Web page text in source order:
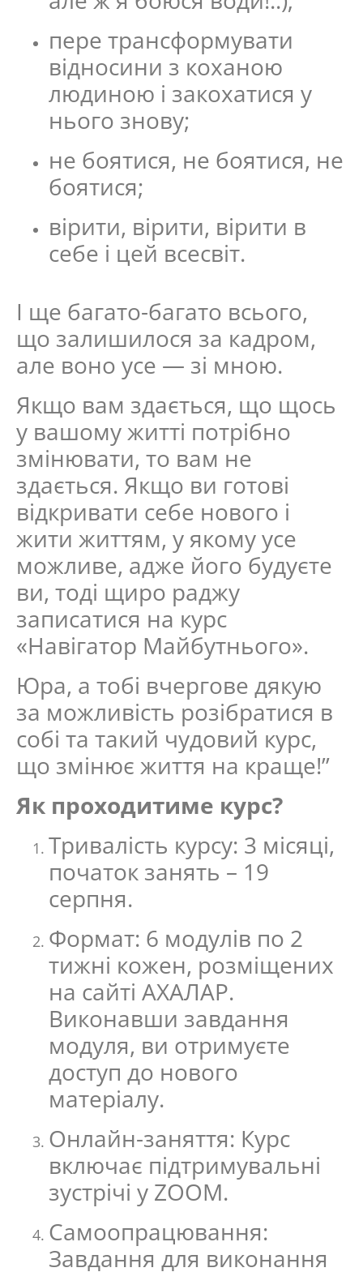
пере трансформувати
відносини з коханою
людиною і закохатися у
нього знову;
не боятися, не боятися, не
боятися;
вірити, вірити, вірити в
себе і цей всесвіт.
І ще багато-багато всього,
що залишилося за кадром,
але воно усе — зі мною.
Якщо вам здається, що щось
у вашому житті потрібно
змінювати, то вам не
здається. Якщо ви готові
відкривати себе нового і
жити життям, у якому усе
можливе, адже його будуєте
ви, тоді щиро раджу
записатися на курс
«Навігатор Майбутнього».
Юра, а тобі вчергове дякую
за можливість розібратися в
собі та такий чудовий курс,
що змінює життя на краще!”
Як проходитиме курс?
Тривалість курсу: 3 місяці,
початок занять – 19
серпня.
Формат: 6 модулів по 2
тижні кожен, розміщених
на сайті АХАЛАР.
Виконавши завдання
модуля, ви отримуєте
доступ до нового
матеріалу.
Онлайн-заняття: Курс
включає підтримувальні
зустрічі у ZOOM.
Самоопрацювання:
Завдання для виконання